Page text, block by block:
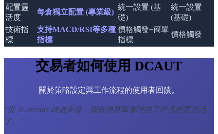
配置靈
活度
每倉獨立配置 (專業級)
統一設置 (基
礎)
統一設置
(基礎)
技術指
標
支持MACD/RSI等多種
指標
價格觸發+簡單
指標
價格觸發
交易者如何使用 DCAUT
關於策略設定與工作流程的使用者回饋。
"從 3Commas 轉過來後，我覺得尾單管理的工作流程更靈活
了。
"